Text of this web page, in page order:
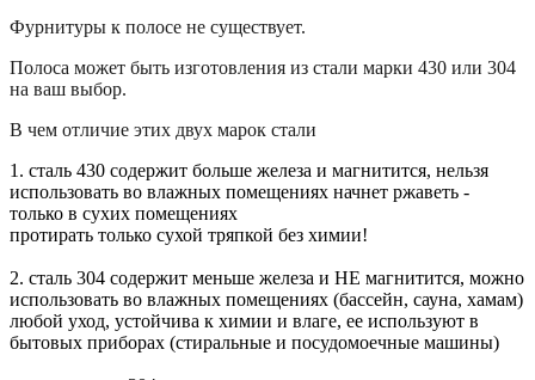
Фурнитуры к полосе не существует.
Полоса может быть изготовления из стали марки 430 или 304
на ваш выбор.
В чем отличие этих двух марок стали
1. сталь 430 содержит больше железа и магнитится, нельзя
использовать во влажных помещениях начнет ржаветь -
только в сухих помещениях
протирать только сухой тряпкой без химии!
2. сталь 304 содержит меньше железа и НЕ магнитится, можно
использовать во влажных помещениях (бассейн, сауна, хамам)
любой уход, устойчива к химии и влаге, ее используют в
бытовых приборах (стиральные и посудомоечные машины)